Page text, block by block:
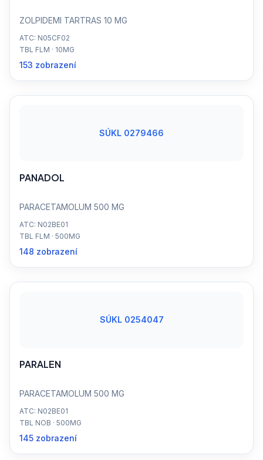
ZOLPIDEMI TARTRAS 10 MG
ATC: N05CF02
TBL FLM · 10MG
153 zobrazení
SÚKL 0279466
PANADOL
PARACETAMOLUM 500 MG
ATC: N02BE01
TBL FLM · 500MG
148 zobrazení
SÚKL 0254047
PARALEN
PARACETAMOLUM 500 MG
ATC: N02BE01
TBL NOB · 500MG
145 zobrazení